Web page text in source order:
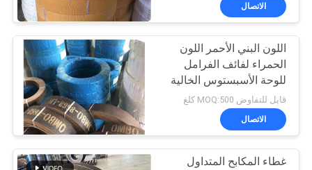
الاتصال
اللون البني الأحمر اللون
الحمراء لفائف الفرامل
للوحة الأسبستوس الخالية
من الاستخدام في جرارات
الشاشة العاكسة لفائف
الفرامل
قابل للتفاوض MOQ:500 كلغ
الاتصال
غطاء المكابح المتداول